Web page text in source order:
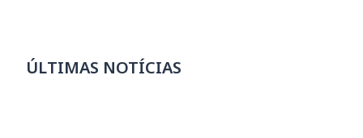
ÚLTIMAS NOTÍCIAS